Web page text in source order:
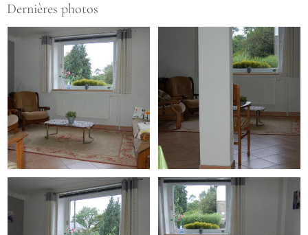
Dernières photos